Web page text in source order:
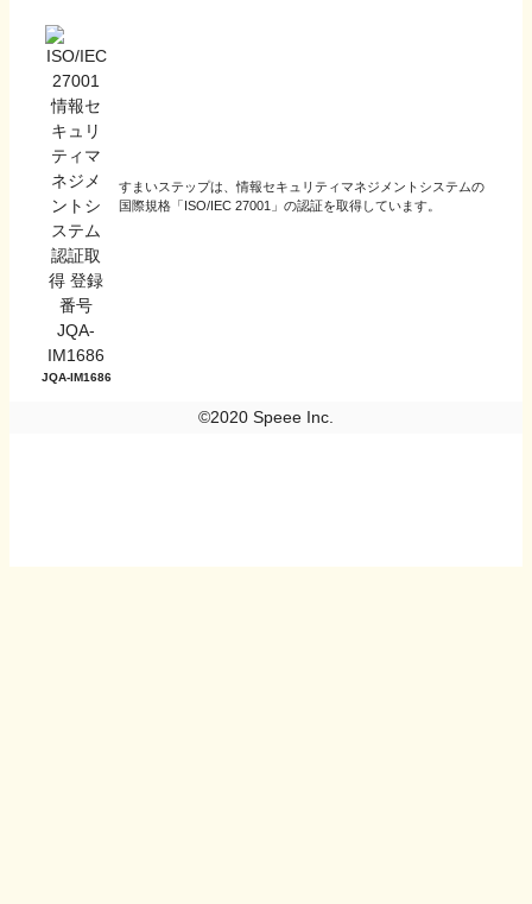
JQA-IM1686
すまいステップは、情報セキュリティマネジメントシステムの
国際規格「ISO/IEC 27001」の認証を取得しています。
©2020 Speee Inc.